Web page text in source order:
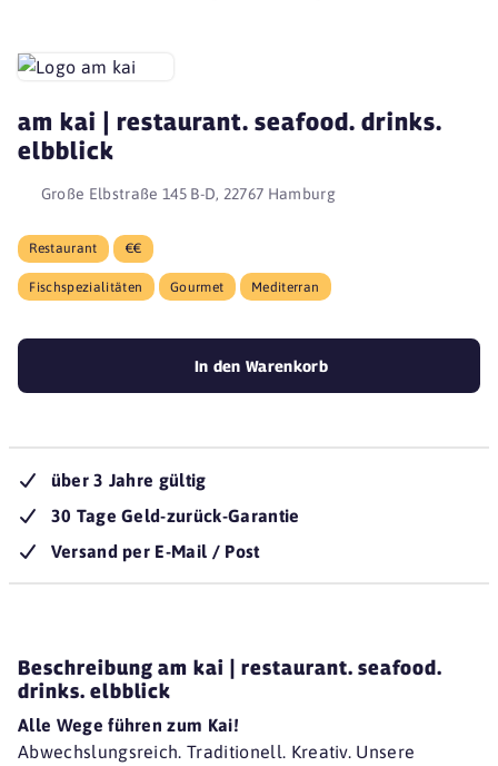
am kai | restaurant. seafood. drinks.
elbblick
Große Elbstraße 145 B-D, 22767 Hamburg
Restaurant €€
Fischspezialitäten Gourmet Mediterran
In den Warenkorb
über 3 Jahre gültig
30 Tage Geld-zurück-Garantie
Versand per E-Mail / Post
Beschreibung am kai | restaurant. seafood.
drinks. elbblick
Alle Wege führen zum Kai!
Abwechslungsreich. Traditionell. Kreativ. Unsere